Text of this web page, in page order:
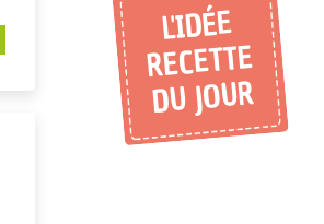
L'IDÉE
RECETTE
DU JOUR